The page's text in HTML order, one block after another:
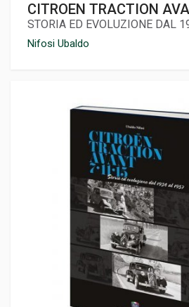
CITROEN TRACTION
STORIA ED EVOLUZIONE DAL
Nifosi Ubaldo